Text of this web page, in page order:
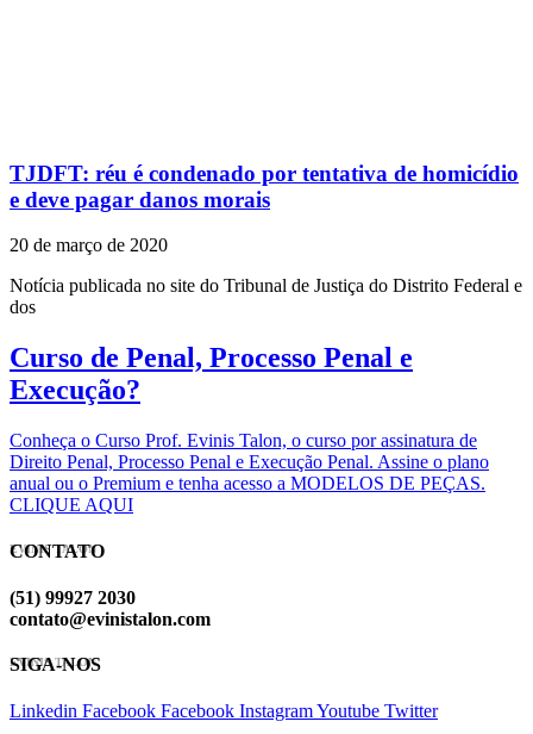
TJDFT: réu é condenado por tentativa de homicídio
e deve pagar danos morais
20 de março de 2020
Notícia publicada no site do Tribunal de Justiça do Distrito Federal e
dos
Curso de Penal, Processo Penal e
Execução?
Conheça o Curso Prof. Evinis Talon, o curso por assinatura de
Direito Penal, Processo Penal e Execução Penal. Assine o plano
anual ou o Premium e tenha acesso a MODELOS DE PEÇAS.
CLIQUE AQUI
EVINIS TALON
CONTATO
(51) 99927 2030
contato@evinistalon.com
EVINIS TALON
SIGA-NOS
Linkedin Facebook Facebook InstagramYoutube Twitter